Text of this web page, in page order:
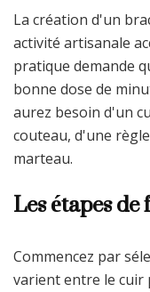
La création d'un
activité artisanale
pratique demande
bonne dose de
aurez besoin d'un
couteau, d'une
marteau.
Les étapes
Commencez par
varient entre le cuir